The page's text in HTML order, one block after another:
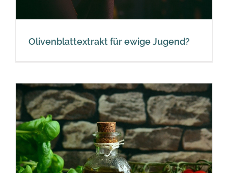
Olivenblattextrakt für ewige Jugend?